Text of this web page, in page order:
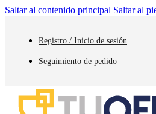
Saltar al contenido principal Saltar al
Registro / Inicio de sesión
Seguimiento de pedido